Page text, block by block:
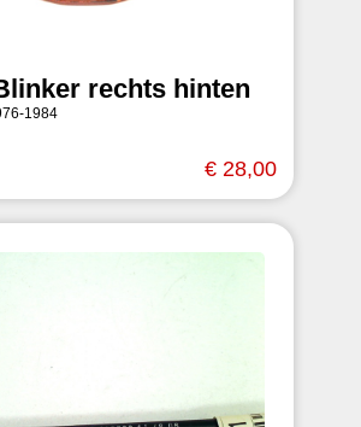
rechts hinten
1984
€ 28,00